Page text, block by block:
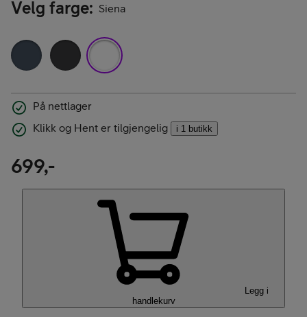
Velg farge: Siena
På nettlager
Klikk og Hent er tilgjengelig
i 1 butikk
699,-
Legg i
handlekurv